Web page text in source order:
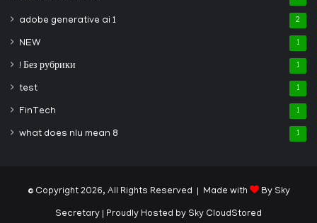
adobe generative ai 1 2
NEW 1
! Без рубрики 1
test 1
FinTech 1
what does nlu mean 8 1
© Copyright 2026, All Rights Reserved | Made with By Sky
Secretary | Proudly Hosted by Sky CloudStored